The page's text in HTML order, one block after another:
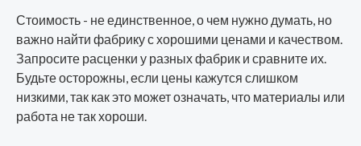
Стоимость - не единственное, о чем нужно думать, но
важно найти фабрику с хорошими ценами и качеством.
Запросите расценки у разных фабрик и сравните их.
Будьте осторожны, если цены кажутся слишком
низкими, так как это может означать, что материалы или
работа не так хороши.